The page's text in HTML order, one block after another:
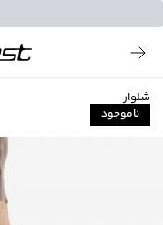
شلوار
ناموجود